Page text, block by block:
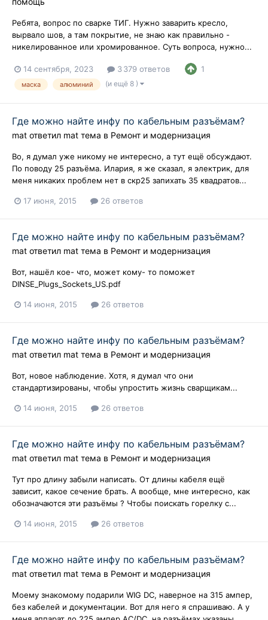
Ребята, вопрос по сварке ТИГ. Нужно заварить кресло,
вырвало шов, а там покрытие, не знаю как правильно -
никелированное или хромированное. Суть вопроса, нужно...
14 сентября, 2023 3 379 ответов 1
маска алюминий (и ещё 8 )
Где можно найте инфу по кабельным разъёмам?
mat ответил mat тема в Ремонт и модернизация
Во, я думал уже никому не интересно, а тут ещё обсуждают.
По поводу 25 разъёма. Илария, я же сказал, я электрик, для
меня никаких проблем нет в скр25 запихать 35 квадратов...
17 июня, 2015 26 ответов
Где можно найте инфу по кабельным разъёмам?
mat ответил mat тема в Ремонт и модернизация
Вот, нашёл кое- что, может кому- то поможет
DINSE_Plugs_Sockets_US.pdf
14 июня, 2015 26 ответов
Где можно найте инфу по кабельным разъёмам?
mat ответил mat тема в Ремонт и модернизация
Вот, новое наблюдение. Хотя, я думал что они
стандартизированы, чтобы упростить жизнь сварщикам...
14 июня, 2015 26 ответов
Где можно найте инфу по кабельным разъёмам?
mat ответил mat тема в Ремонт и модернизация
Тут про длину забыли написать. От длины кабеля ещё
зависит, какое сечение брать. А вообще, мне интересно, как
обозначаются эти разъёмы ? Чтобы поискать горелку с...
14 июня, 2015 26 ответов
Где можно найте инфу по кабельным разъёмам?
mat ответил mat тема в Ремонт и модернизация
Моему знакомому подарили WIG DC, наверное на 315 ампер,
без кабелей и документации. Вот для него я спрашиваю. А у